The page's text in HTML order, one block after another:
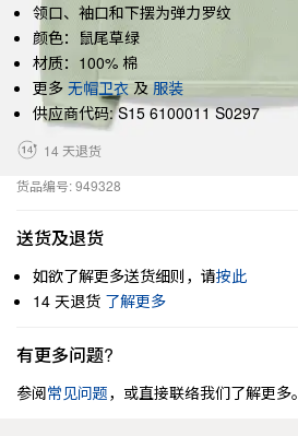
领口、袖口和下摆为弹力罗纹
颜色：鼠尾草绿
材质：100% 棉
更多 无帽卫衣及 服装
供应商代码: S15 6100011 S0297
14 天退货
货品编号: 949328
送货及退货
如欲了解更多送货细则，请按此
14 天退货 了解更多
有更多问题?
参阅常见问题，或直接联络我们了解更多。